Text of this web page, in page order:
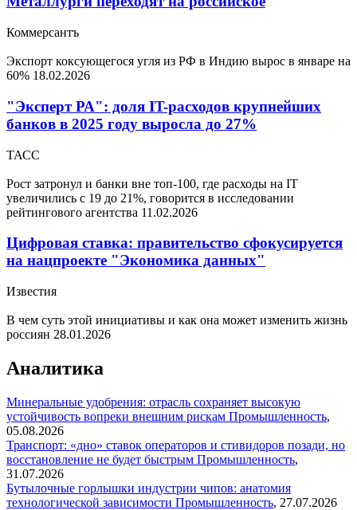
Коммерсантъ
Экспорт коксующегося угля из РФ в Индию вырос в январе на
60% 18.02.2026
"Эксперт РА": доля IT-расходов крупнейших
банков в 2025 году выросла до 27%
ТАСС
Рост затронул и банки вне топ-100, где расходы на IT
увеличились с 19 до 21%, говорится в исследовании
рейтингового агентства 11.02.2026
Цифровая ставка: правительство сфокусируется
на нацпроекте "Экономика данных"
Известия
В чем суть этой инициативы и как она может изменить жизнь
россиян 28.01.2026
Аналитика
Минеральные удобрения: отрасль сохраняет высокую
устойчивость вопреки внешним рискам Промышленность,
05.08.2026
Транспорт: «дно» ставок операторов и стивидоров позади, но
восстановление не будет быстрым Промышленность,
31.07.2026
Бутылочные горлышки индустрии чипов: анатомия
технологической зависимости Промышленность, 27.07.2026